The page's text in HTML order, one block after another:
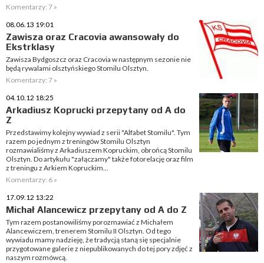
Komentarzy: 7 »
08.06.13 19:01
Zawisza oraz Cracovia awansowały do
Ekstrklasy
Zawisza Bydgoszcz oraz Cracovia w następnym sezonie nie
będą rywalami olsztyńskiego Stomilu Olsztyn.
Komentarzy: 7 »
04.10.12 18:25
Arkadiusz Koprucki przepytany od A do
Z
Przedstawimy kolejny wywiad z serii "Alfabet Stomilu". Tym
razem po jednym z treningów Stomilu Olsztyn
rozmawialiśmy z Arkadiuszem Kopruckim, obrońcą Stomilu
Olsztyn. Do artykułu "załączamy" także fotorelację oraz film
z treningu z Arkiem Kopruckim...
Komentarzy: 6 »
17.09.12 13:22
Michał Alancewicz przepytany od A do Z
Tym razem postanowiliśmy porozmawiać z Michałem
Alancewiczem, trenerem Stomilu II Olsztyn. Od tego
wywiadu mamy nadzieję, że tradycją staną się specjalnie
przygotowane galerie z niepublikowanych do tej pory zdjęć z
naszym rozmówcą.